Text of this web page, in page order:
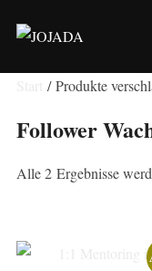
Inhalten
/ Produkte
Follower
Alle 2 Ergebnisse